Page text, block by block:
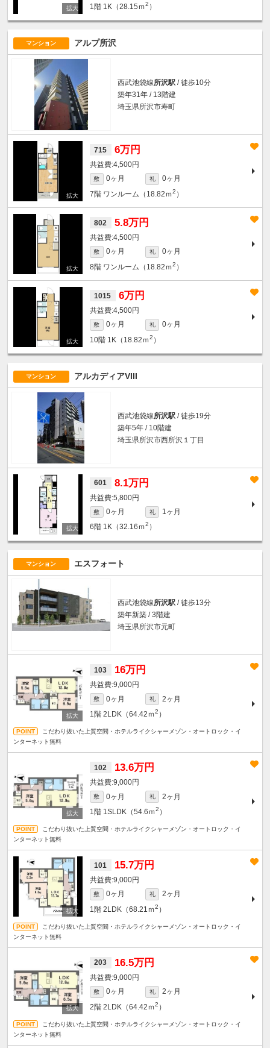
1階 1K（28.15ｍ2 ）
マンション アルプ所沢
西武池袋線所沢駅 / 徒歩10分
築年31年 / 13階建
埼玉県所沢市寿町
715 6万円
4,500円
敷 0ヶ月 礼
0ヶ月
7階 ワンルーム（18.82ｍ2 ）
802 5.8万円
4,500円
敷 0ヶ月 礼
0ヶ月
8階 ワンルーム（18.82ｍ2 ）
1015 6万円
4,500円
敷 0ヶ月 礼
0ヶ月
10階 1K（18.82ｍ2 ）
マンション アルカディアVIII
西武池袋線所沢駅 / 徒歩19分
築年5年 / 10階建
埼玉県所沢市西所沢１丁目
601 8.1万円
5,800円
敷 0ヶ月 礼
1ヶ月
6階 1K（32.16ｍ2 ）
マンション エスフォート
西武池袋線所沢駅 / 徒歩13分
築年新築 / 3階建
埼玉県所沢市元町
103 16万円
9,000円
敷 0ヶ月 礼
2ヶ月
1階 2LDK（64.42ｍ2 ）
こだわり抜いた上質空間・ホテルライクシャーメゾン・オートロック・イ
ンターネット無料
102 13.6万円
9,000円
敷 0ヶ月 礼
2ヶ月
1階 1SLDK（54.6ｍ2 ）
こだわり抜いた上質空間・ホテルライクシャーメゾン・オートロック・イ
ンターネット無料
101 15.7万円
9,000円
敷 0ヶ月 礼
2ヶ月
1階 2LDK（68.21ｍ2 ）
こだわり抜いた上質空間・ホテルライクシャーメゾン・オートロック・イ
ンターネット無料
203 16.5万円
9,000円
敷 0ヶ月 礼
2ヶ月
2階 2LDK（64.42ｍ2 ）
こだわり抜いた上質空間・ホテルライクシャーメゾン・オートロック・イ
ンターネット無料